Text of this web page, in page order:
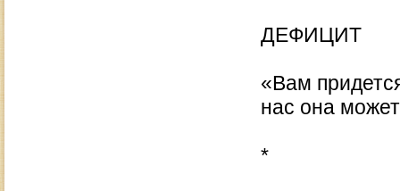
ДЕФИЦИТ
«Вам
нас она
*